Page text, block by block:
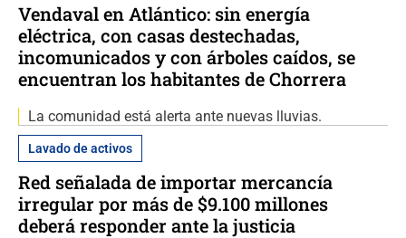
Vendaval en Atlántico: sin energía
eléctrica, con casas destechadas,
incomunicados y con árboles caídos, se
encuentran los habitantes de Chorrera
La comunidad está alerta ante nuevas lluvias.
Lavado de activos
Red señalada de importar mercancía
irregular por más de $9.100 millones
deberá responder ante la justicia